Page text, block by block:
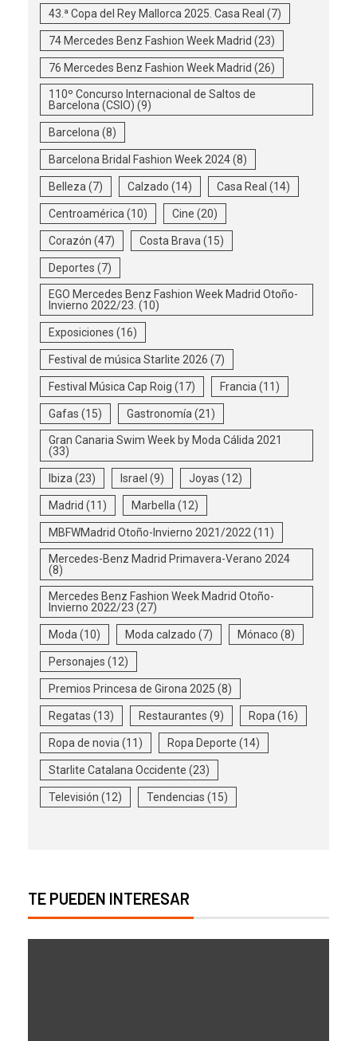
43.ª Copa del Rey Mallorca 2025. Casa Real (7)
74 Mercedes Benz Fashion Week Madrid (23)
76 Mercedes Benz Fashion Week Madrid (26)
110º Concurso Internacional de Saltos de
Barcelona (CSIO) (9)
Barcelona (8)
Barcelona Bridal Fashion Week 2024(8)
Belleza (7) Calzado (14) Casa Real (14)
Centroamérica (10) Cine (20)
Corazón (47) Costa Brava (15)
Deportes (7)
EGO Mercedes Benz Fashion Week Madrid Otoño-
Invierno 2022/23. (10)
Exposiciones (16)
Festival de música Starlite 2026 (7)
Festival Música Cap Roig (17) Francia (11)
Gafas (15) Gastronomía (21)
Gran Canaria Swim Week by Moda Cálida 2021
(33)
Ibiza (23) Israel (9) Joyas (12)
Madrid (11) Marbella (12)
MBFWMadrid Otoño-Invierno 2021/2022 (11)
Mercedes-Benz Madrid Primavera-Verano 2024
(8)
Mercedes Benz Fashion Week Madrid Otoño-
Invierno 2022/23 (27)
Moda (10) Moda calzado (7) Mónaco (8)
Personajes (12)
Premios Princesa de Girona 2025 (8)
Regatas (13) Restaurantes (9) Ropa (16)
Ropa de novia (11) Ropa Deporte (14)
Starlite Catalana Occidente (23)
Televisión (12) Tendencias (15)
TE PUEDEN INTERESAR